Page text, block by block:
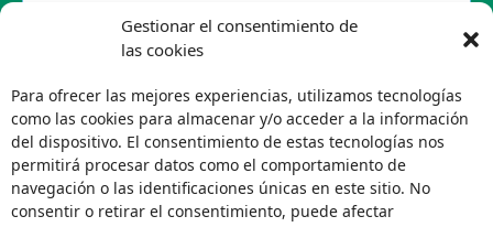
Gestionar el consentimiento de
las cookies
Para ofrecer las mejores experiencias, utilizamos tecnologías
como las cookies para almacenar y/o acceder a la información
del dispositivo. El consentimiento de estas tecnologías nos
permitirá procesar datos como el comportamiento de
navegación o las identificaciones únicas en este sitio. No
consentir o retirar el consentimiento, puede afectar
Política de Términos y Condiciones de Uso
Política de Tratamiento de Datos Personales VECOL
S.A
Política de Derechos de Autor y Uso sobre los
Contenidos
Política Editorial de la Sede Electrónica
Encuesta de usabilidad